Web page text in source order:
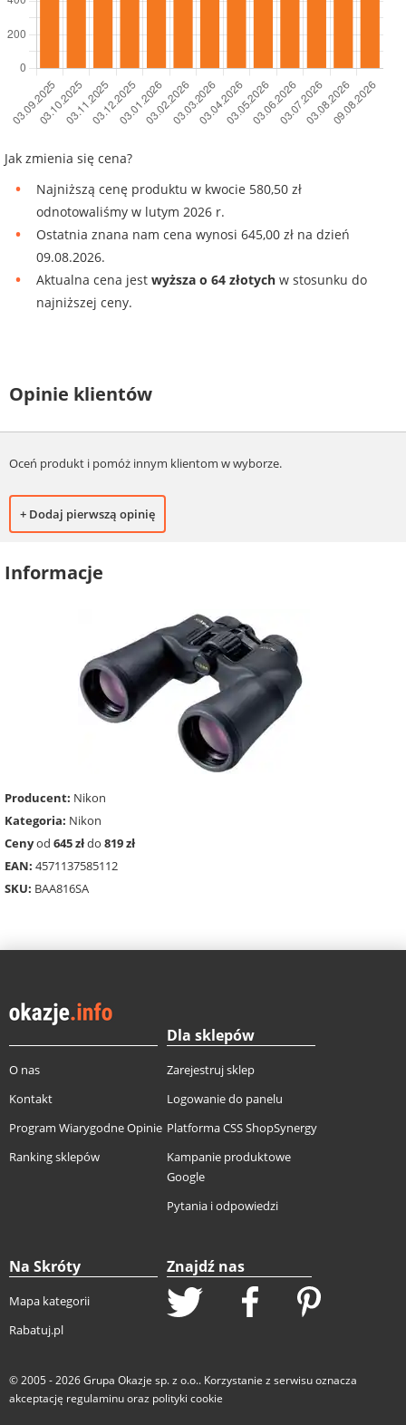
Jak zmienia się cena?
Najniższą cenę produktu w kwocie 580,50 zł
odnotowaliśmy w lutym 2026 r.
Ostatnia znana nam cena wynosi 645,00 zł na dzień
09.08.2026.
Aktualna cena jest wyższa o 64 złotych w stosunku do
najniższej ceny.
Opinie klientów
Oceń produkt i pomóż innym klientom w wyborze.
+ Dodaj pierwszą opinię
Informacje
Producent: Nikon
Kategoria: Nikon
Cenyod 645 złdo 819 zł
EAN: 4571137585112
SKU: BAA816SA
O nas
Kontakt
Program Wiarygodne Opinie
Ranking sklepów
Dla sklepów
Zarejestruj sklep
Logowanie do panelu
Platforma CSS ShopSynergy
Kampanie produktowe
Google
Pytania i odpowiedzi
Na Skróty
Mapa kategorii
Rabatuj.pl
Znajdź nas
© 2005 - 2026Grupa Okazje sp. z o.o.. Korzystanie z serwisu oznacza
akceptację regulaminuoraz polityki cookie